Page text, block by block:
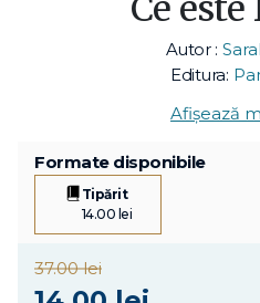
Ce este
Autor :
Editura:
Afișează
Formate disponibile
Tipărit
14.00 lei
37.00 lei